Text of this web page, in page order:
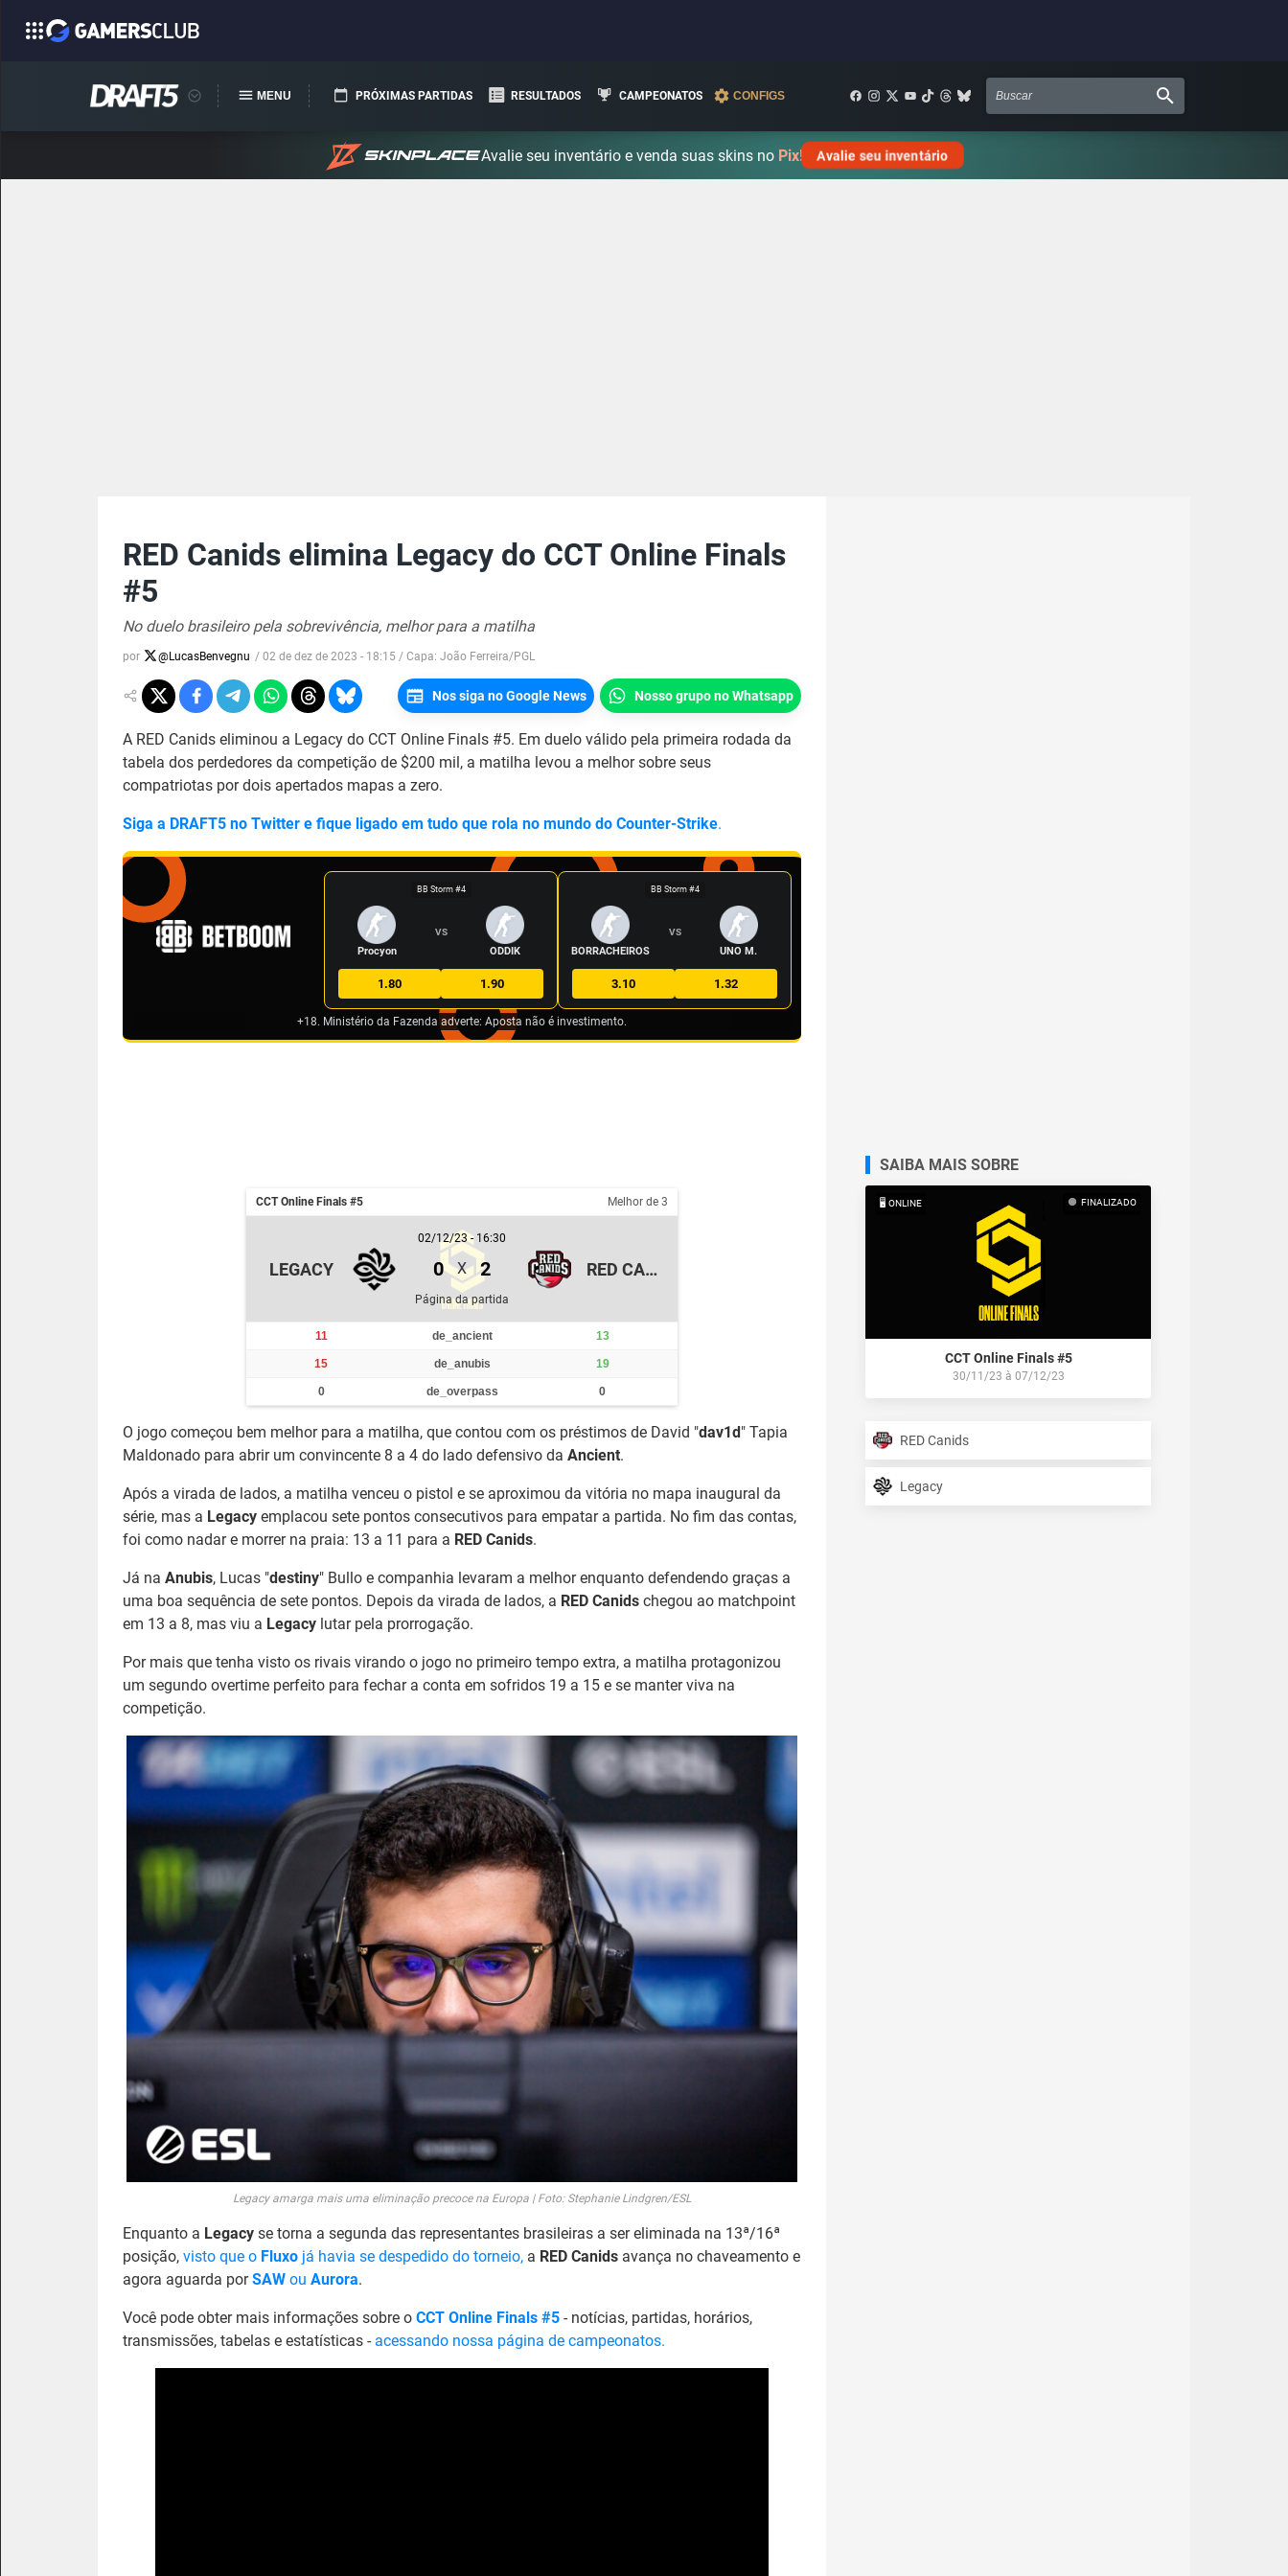
MENU PRÓXIMAS PARTIDAS RESULTADOS CAMPEONATOS CONFIGS
Avalie seu inventário e venda suas skins no Pix! Avalie seu inventário
RED Canids elimina Legacy do CCT Online Finals
#5
No duelo brasileiro pela sobrevivência, melhor para a matilha
por @LucasBenvegnu / 02 de dez de 2023 - 18:15 / Capa: João Ferreira/PGL
Nos siga no Google News Nosso grupo no Whatsapp
A RED Canids eliminou a Legacy do CCT Online Finals #5. Em duelo válido pela primeira rodada da
tabela dos perdedores da competição de $200 mil, a matilha levou a melhor sobre seus
compatriotas por dois apertados mapas a zero.
Siga a DRAFT5 no Twitter e fique ligado em tudo que rola no mundo do Counter-Strike.
BB Storm #4
Procyon
VS
ODDIK
1.80 1.90
BB Storm #4
BORRACHEIROS
VS
UNO M.
3.10 1.32
+18. Ministério da Fazenda adverte: Aposta não é investimento.
CCT Online Finals #5 Melhor de 3
LEGACY
02/12/23 - 16:30
0 X 2
Página da partida
RED CANIDS
11 de_ancient 13
15 de_anubis 19
0 de_overpass 0
O jogo começou bem melhor para a matilha, que contou com os préstimos de David "dav1d" Tapia
Maldonado para abrir um convincente 8 a 4 do lado defensivo da Ancient.
Após a virada de lados, a matilha venceu o pistol e se aproximou da vitória no mapa inaugural da
série, mas a Legacy emplacou sete pontos consecutivos para empatar a partida. No fim das contas,
foi como nadar e morrer na praia: 13 a 11 para a RED Canids.
Já na Anubis, Lucas "destiny" Bullo e companhia levaram a melhor enquanto defendendo graças a
uma boa sequência de sete pontos. Depois da virada de lados, a RED Canids chegou ao matchpoint
em 13 a 8, mas viu a Legacy lutar pela prorrogação.
Por mais que tenha visto os rivais virando o jogo no primeiro tempo extra, a matilha protagonizou
um segundo overtime perfeito para fechar a conta em sofridos 19 a 15 e se manter viva na
competição.
Legacy amarga mais uma eliminação precoce na Europa | Foto: Stephanie Lindgren/ESL
Enquanto a Legacy se torna a segunda das representantes brasileiras a ser eliminada na 13ª/16ª
posição, visto que o Fluxo já havia se despedido do torneio, a RED Canids avança no chaveamento e
agora aguarda porSAW ou Aurora.
Você pode obter mais informações sobre o CCT Online Finals #5 - notícias, partidas, horários,
transmissões, tabelas e estatísticas - acessando nossa página de campeonatos.
SAIBA MAIS SOBRE
FINALIZADO
🖥️ ONLINE
CCT Online Finals #5
30/11/23 à 07/12/23
RED Canids
Legacy